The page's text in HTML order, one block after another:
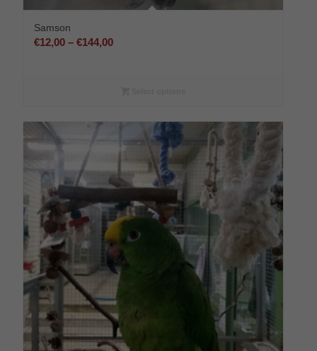
Samson
€12,00 –€144,00Preisspanne: